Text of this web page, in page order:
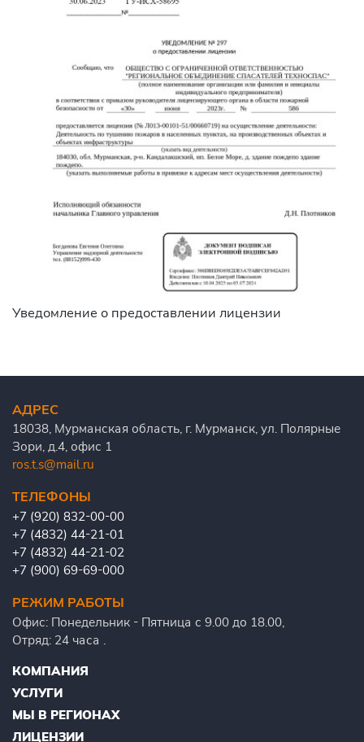
Уведомление о предоставлении лицензии
АДРЕС
18038, Мурманская область, г. Мурманск, ул. Полярные
Зори, д.4, офис 1
ros.t.s@mail.ru
ТЕЛЕФОНЫ
+7 (920) 832-00-00
+7 (4832) 44-21-01
+7 (4832) 44-21-02
+7 (900) 69-69-000
РЕЖИМ РАБОТЫ
Офис: Понедельник - Пятница с 9.00 до 18.00,
Отряд: 24 часа .
КОМПАНИЯ
УСЛУГИ
МЫ В РЕГИОНАХ
ЛИЦЕНЗИИ